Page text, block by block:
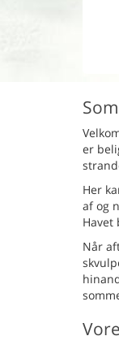
er
Her
af og
Havet
Når